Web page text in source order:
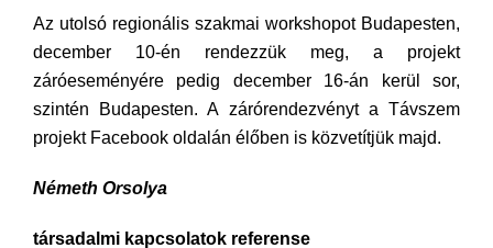
Az utolsó regionális szakmai workshopot Budapesten,
december 10-én rendezzük meg, a projekt
záróeseményére pedig december 16-án kerül sor,
szintén Budapesten. A zárórendezvényt a Távszem
projekt Facebook oldalán élőben is közvetítjük majd.
Németh Orsolya
társadalmi kapcsolatok referense